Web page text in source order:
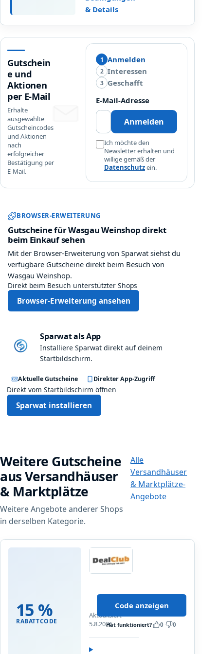
a
t
a
b
e
i
kaufen.
& Details
Gutschein
e und
Aktionen
per E-Mail
Erhalte
ausgewählte
Gutscheincodes
und Aktionen
nach
erfolgreicher
Bestätigung per
E-Mail.
1 Anmelden
2 Interessen
3 Geschafft
E-Mail-Adresse
Anmelden
Ich möchte den
Newsletter erhalten und
willige gemäß der
Datenschutzein.
Sparwat Browser-Erweiterung und
BROWSER-ERWEITERUNG
Gutscheine für Wasgau Weinshop direkt
beim Einkauf sehen
Mit der Browser-Erweiterung von Sparwat siehst du
verfügbare Gutscheine direkt beim Besuch von
Wasgau Weinshop.
Direkt beim Besuch unterstützter Shops
Browser-Erweiterung ansehen
Sparwat als App
Installiere Sparwat direkt auf deinem
Startbildschirm.
Aktuelle Gutscheine Direkter App-Zugriff
Direkt vom Startbildschirm öffnen
Sparwat installieren
Weitere Gutscheine
aus Versandhäuser
& Marktplätze
Weitere Angebote anderer Shops
in derselben Kategorie.
Alle
Versandhäuser
& Marktplätze-
Angebote
15 %
RABATTCODE
r
i
t
u
Aktualisiert
5.8.2026
Code anzeigen
Hat funktioniert? 0 0